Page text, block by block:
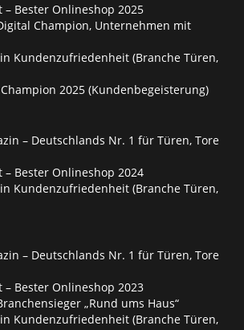
– Bester Onlineshop 2025
Champion, Unternehmen mit
in Kundenzufriedenheit (Branche Türen,
Champion 2025 (Kundenbegeisterung)
– Deutschlands Nr. 1 für Türen, Tore
– Bester Onlineshop 2024
in Kundenzufriedenheit (Branche Türen,
– Deutschlands Nr. 1 für Türen, Tore
– Bester Onlineshop 2023
„Rund ums Haus“
in Kundenzufriedenheit (Branche Türen,